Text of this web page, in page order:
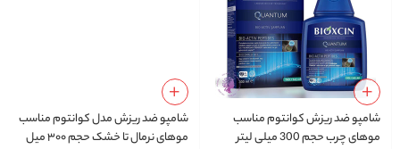
شامپو ضد ریزش کوانتوم مناسب
موهای چرب حجم 300 میلی لیتر
شامپو ضد ریزش مدل کوانتوم مناسب
موهای نرمال تا خشک حجم ۳۰۰ میل